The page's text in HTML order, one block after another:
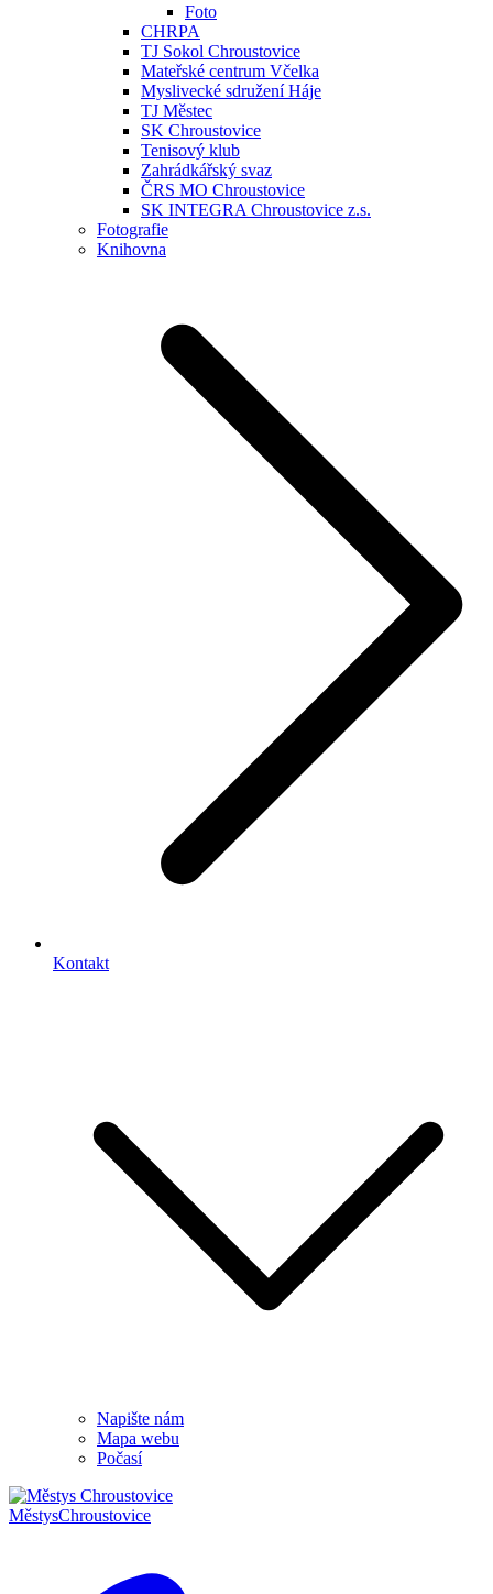
Foto
CHRPA
TJ Sokol Chroustovice
Mateřské centrum Včelka
Myslivecké sdružení Háje
TJ Městec
SK Chroustovice
Tenisový klub
Zahrádkářský svaz
ČRS MO Chroustovice
SK INTEGRA Chroustovice z.s.
Fotografie
Knihovna
Kontakt
Napište nám
Mapa webu
Počasí
MěstysChroustovice